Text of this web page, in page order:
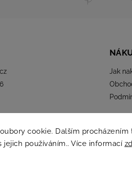
cookie. Dalším
jejich používáním.. Více informací
Jak